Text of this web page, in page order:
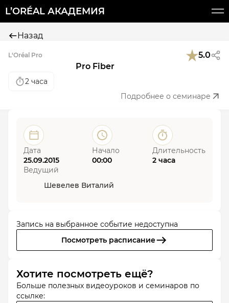
L’ORÉAL АКАДЕМИЯ
Назад
L'Oréal Pro
5.0
Pro Fiber
2 часа
Подробнее о семинаре
Дата
25.09.2015
Начало
00:00
Длительность
2 часа
Ведущий
Шевелев Виталий
Запись на выбранное событие недоступна
Посмотреть расписание
Хотите посмотреть ещё?
Больше полезных видеоуроков и семинаров по
ссылке: